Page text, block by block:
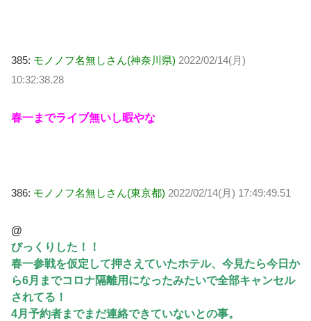
385: モノノフ名無しさん(神奈川県) 2022/02/14(月)
10:32:38.28
春一までライブ無いし暇やな
386: モノノフ名無しさん(東京都) 2022/02/14(月) 17:49:49.51
@
びっくりした！！
春一参戦を仮定して押さえていたホテル、今見たら今日か
ら6月までコロナ隔離用になったみたいで全部キャンセル
されてる！
4月予約者までまだ連絡できていないとの事。